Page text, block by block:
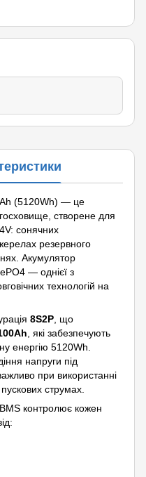
(5120Wh) — це
створене для
сонячних
резервного
Акумулятор
— однієї з
технологій на
8S2P , що
, які забезпечують
енергію 5120Wh.
напруги під
при використанні
струмах.
контролює кожен